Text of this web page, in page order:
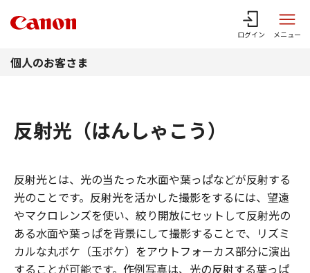
ログイン メニュー
個人のお客さま
反射光（はんしゃこう）
反射光とは、光の当たった水面や葉っぱなどが反射する
光のことです。反射光を活かした撮影をするには、望遠
やマクロレンズを使い、絞り開放にセットして反射光の
ある水面や葉っぱを背景にして撮影することで、リズミ
カルな丸ボケ（玉ボケ）をアウトフォーカス部分に演出
することが可能です。作例写真は、光の反射する葉っぱ